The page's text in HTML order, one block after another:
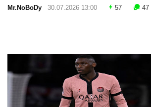
Mr.NoBoDy 30.07.2026 13:00 57 47